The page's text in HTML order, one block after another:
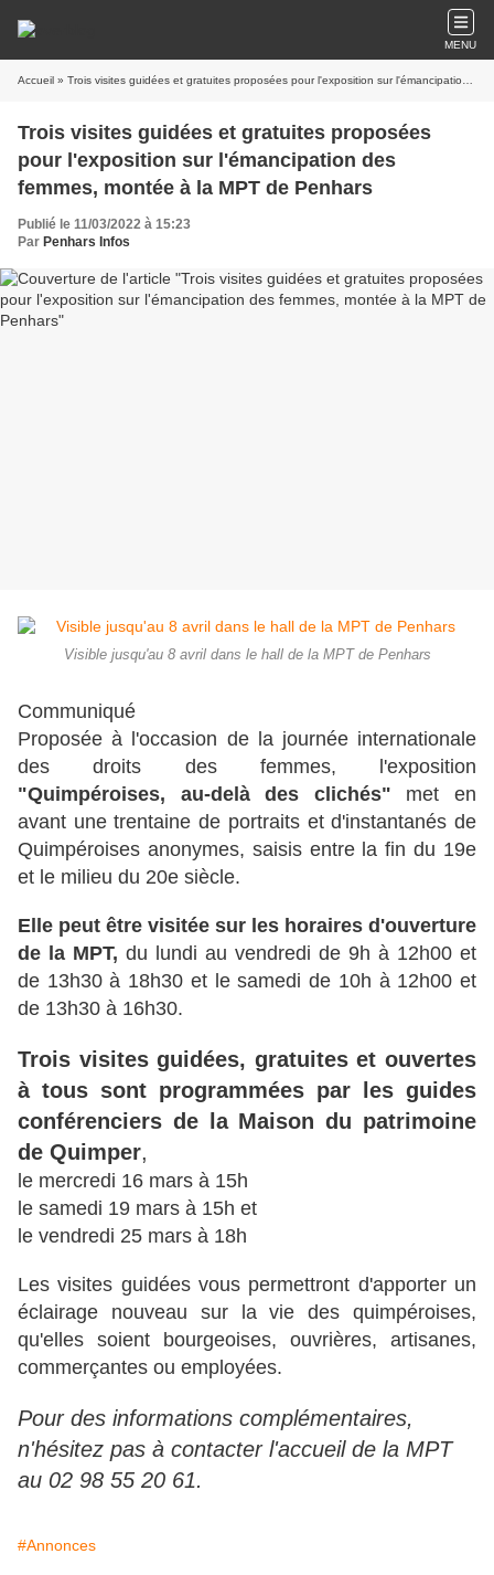
MENU
Accueil » Trois visites guidées et gratuites proposées pour l'exposition sur l'émancipation des femmes, montée à la MPT de Penhars
Trois visites guidées et gratuites proposées
pour l'exposition sur l'émancipation des
femmes, montée à la MPT de Penhars
Publié le 11/03/2022 à 15:23
Par Penhars Infos
Visible jusqu'au 8 avril dans le hall de la MPT de Penhars
Communiqué
Proposée à l'occasion de la journée internationale
des droits des femmes, l'exposition
"Quimpéroises, au-delà des clichés" met en
avant une trentaine de portraits et d'instantanés de
Quimpéroises anonymes, saisis entre la fin du 19e
et le milieu du 20e siècle.
Elle peut être visitée sur les horaires d'ouverture
de la MPT, du lundi au vendredi de 9h à 12h00 et
de 13h30 à 18h30 et le samedi de 10h à 12h00 et
de 13h30 à 16h30.
Trois visites guidées, gratuites et ouvertes
à tous sont programmées par les guides
conférenciers de la Maison du patrimoine
de Quimper,
le mercredi 16 mars à 15h
le samedi 19 mars à 15h et
le vendredi 25 mars à 18h
Les visites guidées vous permettront d'apporter un
éclairage nouveau sur la vie des quimpéroises,
qu'elles soient bourgeoises, ouvrières, artisanes,
commerçantes ou employées.
Pour des informations complémentaires,
n'hésitez pas à contacter l'accueil de la MPT
au 02 98 55 20 61.
#Annonces